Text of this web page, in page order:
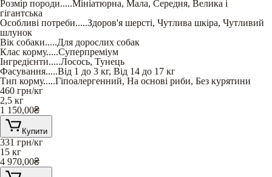
Розмір породи.....Мініатюрна, Мала, Середня, Велика і
гігантська
Особливі потреби.....Здоров'я шерсті, Чутлива шкіра, Чутливий
шлунок
Вік собаки.....Для дорослих собак
Клас корму.....Суперпреміум
Інгредієнти.....Лосось, Тунець
Фасування.....Від 1 до 3 кг, Від 14 до 17 кг
Тип корму.....Гіпоалергенний, На основі риби, Без курятини
460 грн/кг
2,5 кг
1 150,00₴
Купити
331 грн/кг
15 кг
4 970,00₴